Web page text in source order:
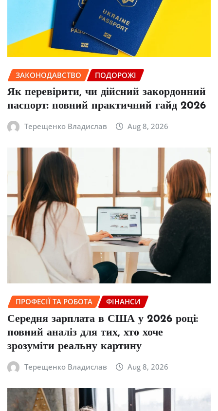
ЗАКОНОДАВСТВО ПОДОРОЖІ
Як перевірити, чи дійсний закордонний
паспорт: повний практичний гайд 2026
Терещенко Владислав Aug 8, 2026
ПРОФЕСІЇ ТА РОБОТА ФІНАНСИ
Середня зарплата в США у 2026 році:
повний аналіз для тих, хто хоче
зрозуміти реальну картину
Терещенко Владислав Aug 8, 2026